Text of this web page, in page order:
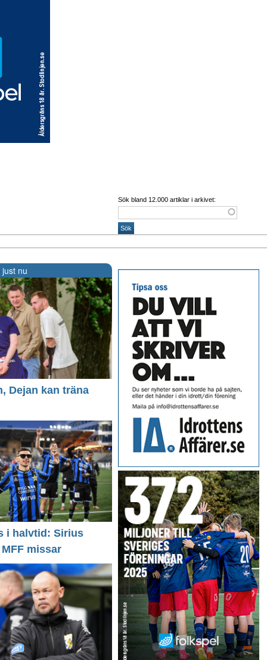
Sök bland 12.000 artiklar i arkivet:
nu
Dejan kan träna
i halvtid: Sirius
missar